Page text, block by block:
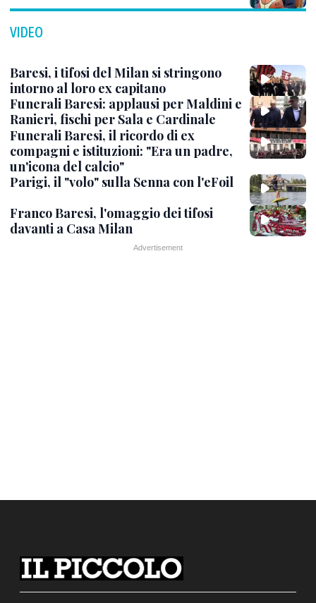
VIDEO
Baresi, i tifosi del Milan si stringono
intorno al loro ex capitano
Funerali Baresi: applausi per Maldini e
Ranieri, fischi per Sala e Cardinale
Funerali Baresi, il ricordo di ex
compagni e istituzioni: "Era un padre,
un'icona del calcio"
Parigi, il "volo" sulla Senna con l'eFoil
Franco Baresi, l'omaggio dei tifosi
davanti a Casa Milan